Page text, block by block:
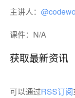
主讲人：
课件：N/A
获取最新资讯
可以通过RSS订阅